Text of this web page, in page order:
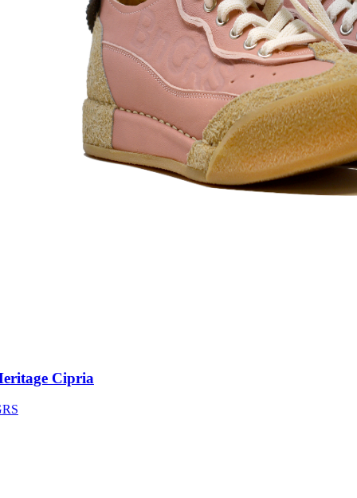
Cipria